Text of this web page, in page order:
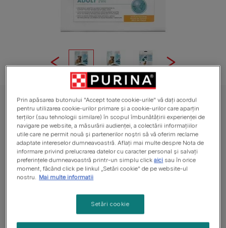
PURINA® PRO PLAN® EXPERT CARE NUTRITION Adult, bogat în Pui,
talie mică și foarte mică, hrană uscată pentru câini
PURINA® PRO PLAN® EXPERT CARE
NUTRITION Adult, bogat în Pui, talie mică și
foarte mică, hrană uscată pentru câini
Nu are voturi
7kg
Prin apăsarea butonului "Accept toate cookie-urile" vă dați acordul
pentru utilizarea cookie-urilor primare și a cookie-urilor care aparțin
terților (sau tehnologii similare) în scopul îmbunătățirii experienței de
navigare pe website, a măsurării audienței, a colectării informațiilor
utile care ne permit nouă și partenerilor noștri să vă oferim reclame
adaptate intereselor dumneavoastră. Aflați mai multe despre Nota de
informare privind prelucrarea datelor cu caracter personal și salvați
preferințele dumneavoastră printr-un simplu clickaici sau în orice
moment, făcând click pe linkul „Setări cookie” de pe website-ul
nostru. Mai multe informatii
Setări cookie